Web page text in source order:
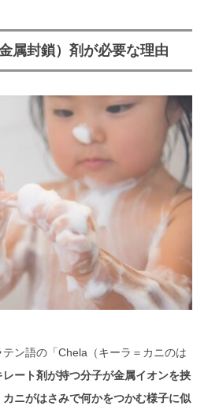
いて
ト剤」は肌への刺激より
への負荷で問題視されるこ
処方や設計も相談できる
カーを探すならOEMプロ
属封鎖）剤が必要な理由
ン語の「Chela（キーラ＝カニのは
レート剤が持つ分子が金属イオンを挟
ニがはさみで何かをつかむ様子に似